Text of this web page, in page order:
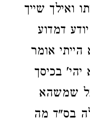
ואילך שייך
דמדוע
הייתי אומר
בכיסך
שמשהא
בס"ד מה